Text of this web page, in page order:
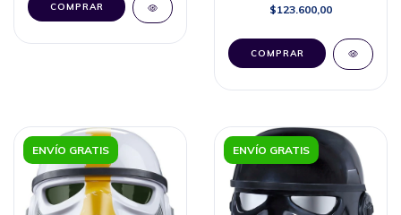
$123.600,00
ENVÍO GRATIS ENVÍO GRATIS